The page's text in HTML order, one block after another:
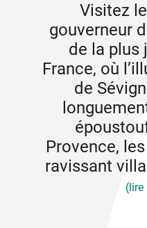
Visitez
gouverneur
de la plus
France, où
de
Provence,
ravissant
(lire